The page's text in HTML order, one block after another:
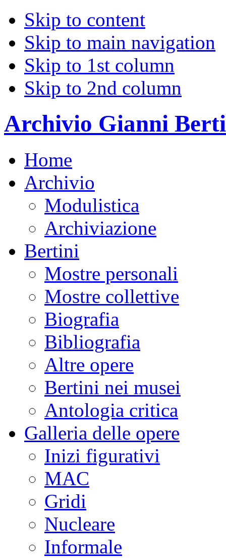
Skip to content
Skip to main navigation
Skip to 1st column
Skip to 2nd column
Archivio Gianni
Home
Archivio
Modulistica
Archiviazione
Bertini
Mostre personali
Mostre collettive
Biografia
Bibliografia
Altre opere
Bertini nei musei
Antologia critica
Galleria delle opere
Inizi figurativi
MAC
Gridi
Nucleare
Informale